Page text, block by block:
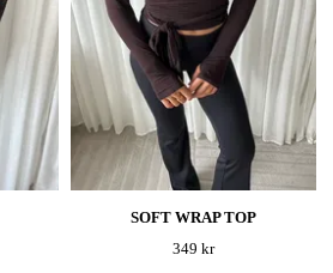
SOFT WRAP TOP
349 kr